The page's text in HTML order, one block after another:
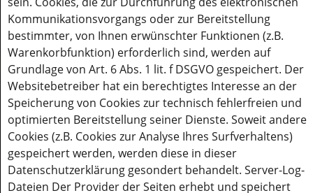
Kommunikationsvorgangs oder zur Bereitstellung
bestimmter, von Ihnen erwünschter Funktionen (z.B.
Warenkorbfunktion) erforderlich sind, werden auf
Grundlage von Art. 6 Abs. 1 lit. f DSGVO gespeichert. Der
Websitebetreiber hat ein berechtigtes Interesse an der
Speicherung von Cookies zur technisch fehlerfreien und
optimierten Bereitstellung seiner Dienste. Soweit andere
Cookies (z.B. Cookies zur Analyse Ihres Surfverhaltens)
gespeichert werden, werden diese in dieser
Datenschutzerklärung gesondert behandelt. Server-Log-
Dateien Der Provider der Seiten erhebt und speichert